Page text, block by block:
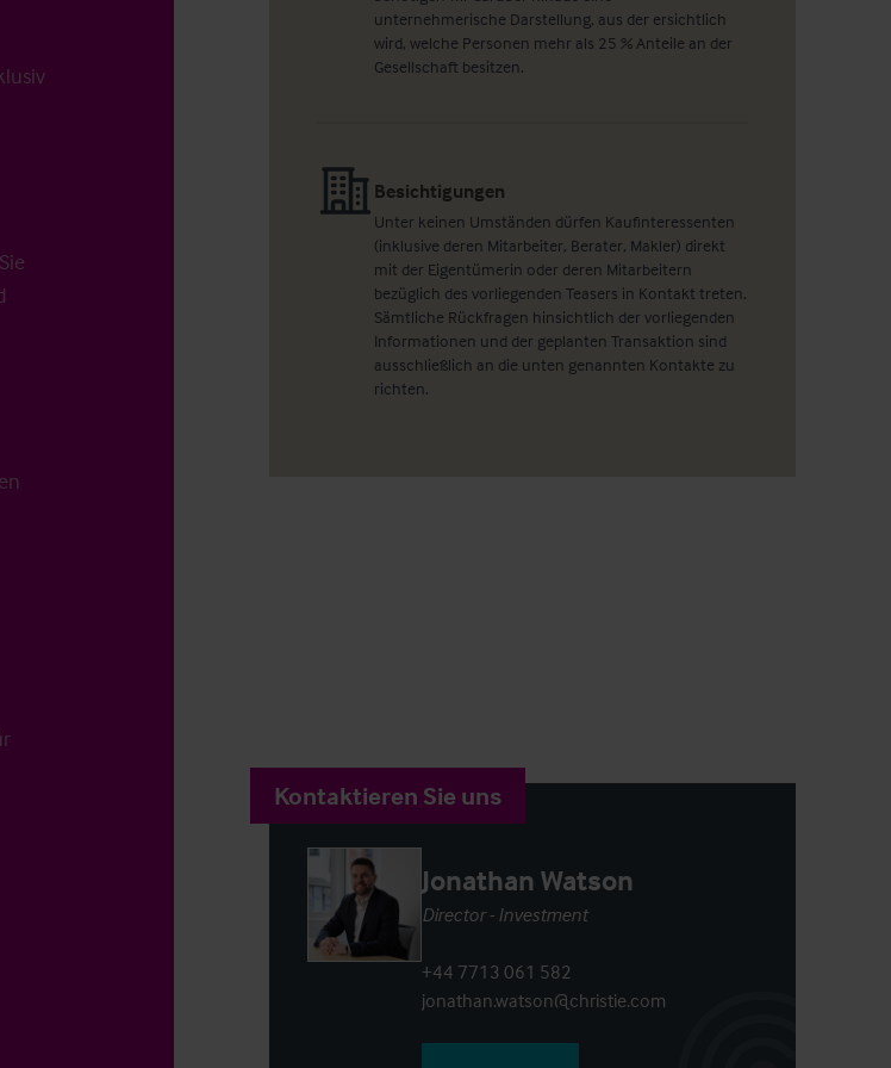
unternehmerische Darstellung, aus der ersichtlich
wird, welche Personen mehr als 25 % Anteile an der
Gesellschaft besitzen.
Besichtigungen
Unter keinen Umständen dürfen Kaufinteressenten
(inklusive deren Mitarbeiter, Berater, Makler) direkt
mit der Eigentümerin oder deren Mitarbeitern
bezüglich des vorliegenden Teasers in Kontakt treten.
Sämtliche Rückfragen hinsichtlich der vorliegenden
Informationen und der geplanten Transaktion sind
ausschließlich an die unten genannten Kontakte zu
richten.
Kontaktieren Sie uns
Jonathan Watson
Director - Investment
+44 7713 061 582
jonathan.watson@christie.com